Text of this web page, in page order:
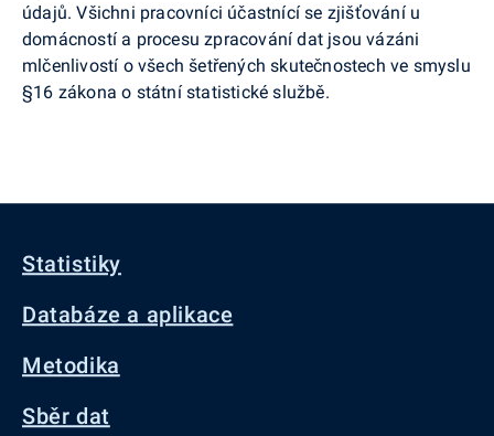
údajů. Všichni pracovníci účastnící se zjišťování u
domácností a procesu zpracování dat jsou vázáni
mlčenlivostí o všech šetřených skutečnostech ve smyslu
§16 zákona o státní statistické službě.
Statistiky
Databáze a aplikace
Metodika
Sběr dat